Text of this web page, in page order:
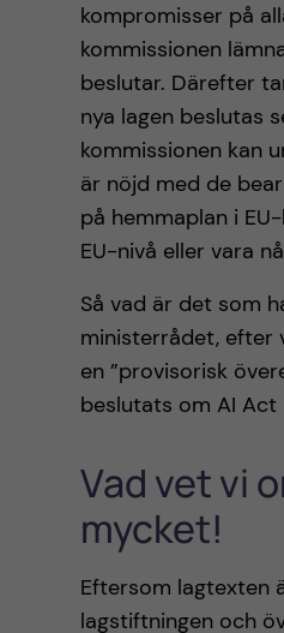
kompromisser på
kommissionen
beslutar. Därefter
nya lagen beslutas
kommissionen kan
är nöjd med de
på hemmaplan i
EU-nivå eller vara
Så vad är det som
ministerrådet, efter
en ”provisorisk
beslutats om AI
Vad vet vi
mycket!
Eftersom lagtexten
lagstiftningen och